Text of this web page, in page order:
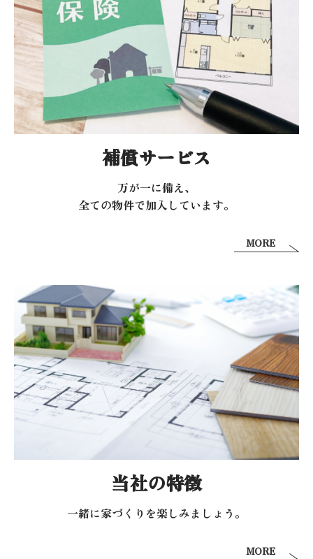
補償サービス
万が一に備え、
全ての物件で加入しています。
MORE
当社の特徴
一緒に家づくりを楽しみましょう。
MORE